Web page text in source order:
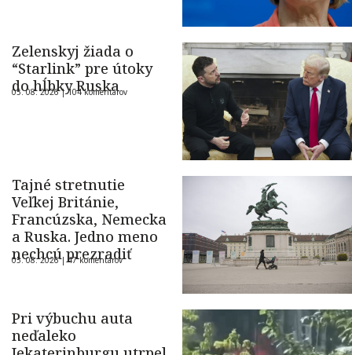
Zelenskyj žiada o
“Starlink” pre útoky
do hĺbky Ruska
05. 08. 2026 |104 komentárov
Tajné stretnutie
Veľkej Británie,
Francúzska, Nemecka
a Ruska. Jedno meno
nechcú prezradiť
05. 08. 2026 |47 komentárov
Pri výbuchu auta
neďaleko